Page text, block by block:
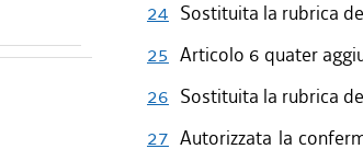
24 Sostituita la rubrica
25 Articolo 6 quater
26 Sostituita la rubrica
27 Autorizzata la